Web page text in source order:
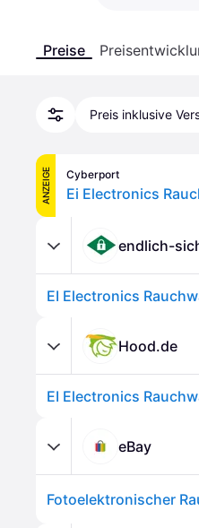
Preise
Preis inklusive
ANZEIGE Cyberport
endlich-
EI Electronics
Hood.de
EI Electronics
eBay